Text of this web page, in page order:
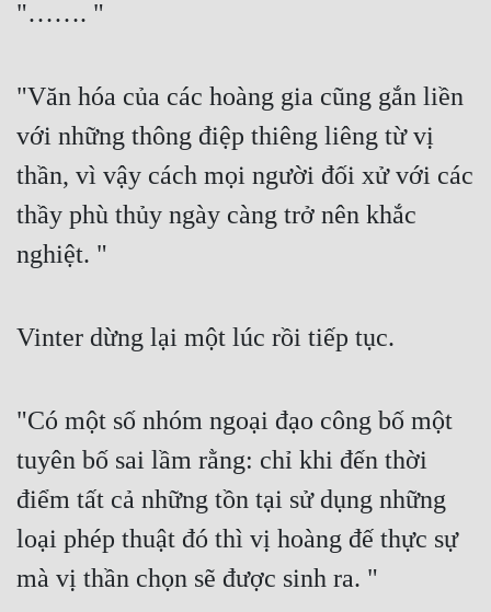
Xuyên Sách
Điền Văn
Đô Thị
Đông Phương
Đông Phương Huyền Huyễn
Đồng Nhân
Cẩu Đạo Trường Sinh
Truyện Nữ
Xây Dựng Thế Lực
"……. "
"Văn hóa của các hoàng gia cũng gắn liền
với những thông điệp thiêng liêng từ vị
thần, vì vậy cách mọi người đối xử với các
thầy phù thủy ngày càng trở nên khắc
nghiệt. "
Vinter dừng lại một lúc rồi tiếp tục.
"Có một số nhóm ngoại đạo công bố một
tuyên bố sai lầm rằng: chỉ khi đến thời
điểm tất cả những tồn tại sử dụng những
loại phép thuật đó thì vị hoàng đế thực sự
mà vị thần chọn sẽ được sinh ra. "